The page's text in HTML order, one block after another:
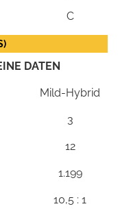
C
DATEN
Mild-Hybrid
3
12
1.199
10,5 : 1